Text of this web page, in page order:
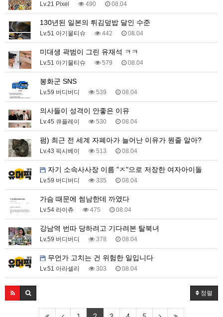
Lv.21 Pixel 490 08.04
130년된 일본의 튀김덮밥 달인 수준
Lv.51 아기물티슈 442 08.04
미대생 곽범이 그린 유재석 ㅋㅋ
Lv.51 아기물티슈 579 08.04
봉화군 SNS
Lv.59 버디버디 539 08.04
의사들이 성격이 안좋은 이유
Lv.45 큐플레이 530 08.04
펌) 최근 전 세계 자폐아가 늘어난 이유가 뭔줄 알아?
Lv.43 픽시베이 513 08.04
자기 소속사사장 이름 "ㅈ"으로 저장한 여자아이돌
Lv.59 버디버디 335 08.04
가슴 때문에 썸남한데 까였다
Lv.54 라이츄 475 08.04
강남역 번따 당하려고 기다려본 탈북녀
Lv.59 버디버디 378 08.04
무언가 고치는 건 위험한 일입니다
Lv.51 아라셀리 303 08.04
정렬